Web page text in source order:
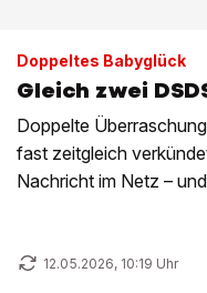
Doppeltes Babyglück
Gleich zwei
Doppelte
fast zeitgleich
Nachricht im Netz –
12.05.2026, 10:19 Uhr